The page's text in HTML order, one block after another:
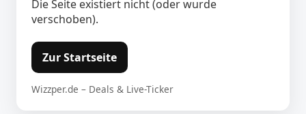
Die Seite existiert nicht (oder wurde
verschoben).
Zur Startseite
Wizzper.de – Deals & Live-Ticker